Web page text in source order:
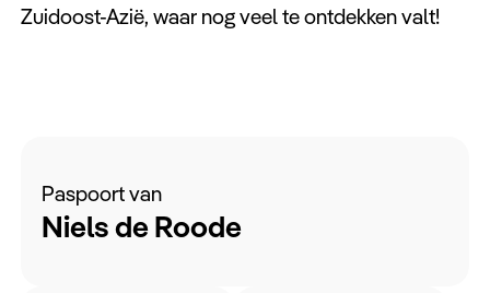
Zuidoost-Azië, waar nog veel te ontdekken valt!
Paspoort van
Niels de Roode